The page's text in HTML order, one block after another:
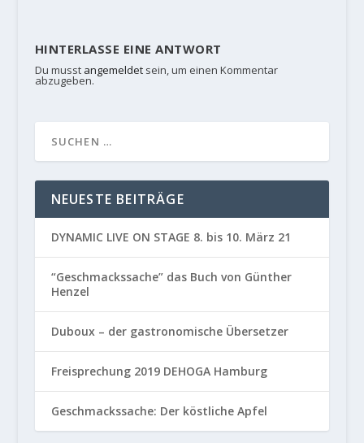
HINTERLASSE EINE ANTWORT
Du musst angemeldetsein, um einen Kommentar
abzugeben.
NEUESTE BEITRÄGE
DYNAMIC LIVE ON STAGE 8. bis 10. März 21
“Geschmackssache” das Buch von Günther
Henzel
Duboux – der gastronomische Übersetzer
Freisprechung 2019 DEHOGA Hamburg
Geschmackssache: Der köstliche Apfel